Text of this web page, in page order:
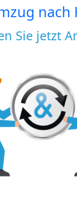
nach
Sie jetzt